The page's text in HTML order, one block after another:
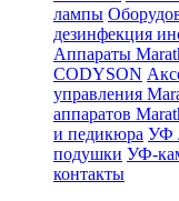
лампы
дезинфекция
Аппараты
CODYSON
управления
аппаратов
и педикюра УФ
подушки УФ-
контакты